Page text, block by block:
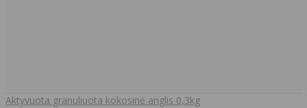
Aktyvuota granuliuota kokosinė anglis 0,3kg